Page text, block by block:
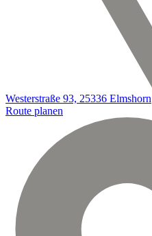
Westerstraße 93, 25336 Elmshorn
Route planen